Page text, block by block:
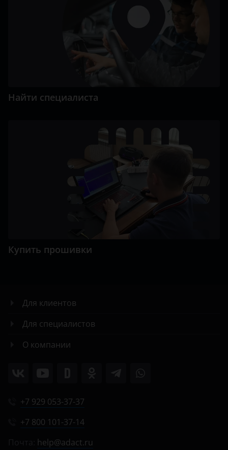
Найти специалиста
Купить прошивки
Для клиентов
Для специалистов
О компании
+7 929 053-37-37
+7 800 101-37-14
help@adact.ru